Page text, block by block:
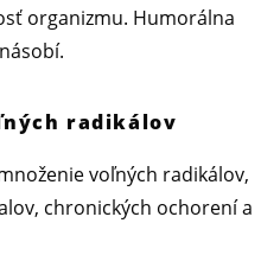
organizmu. Humorálna
radikálov
voľných radikálov,
chronických ochorení a